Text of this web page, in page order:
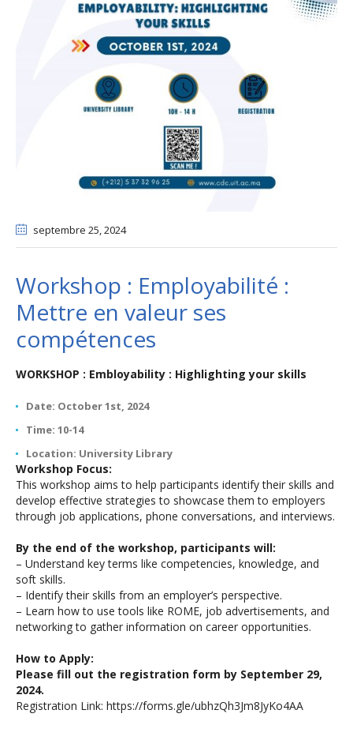
septembre 25, 2024
Workshop : Employabilité :
Mettre en valeur ses
compétences
WORKSHOP : Embloyability : Highlighting your skills
Date: October 1st, 2024
Time: 10-14
Location: University Library
Workshop Focus:
This workshop aims to help participants identify their skills and
develop effective strategies to showcase them to employers
through job applications, phone conversations, and interviews.
By the end of the workshop, participants will:
– Understand key terms like competencies, knowledge, and
soft skills.
– Identify their skills from an employer’s perspective.
– Learn how to use tools like ROME, job advertisements, and
networking to gather information on career opportunities.
How to Apply:
Please fill out the registration form by September 29,
2024.
Registration Link: https://forms.gle/ubhzQh3Jm8JyKo4AA